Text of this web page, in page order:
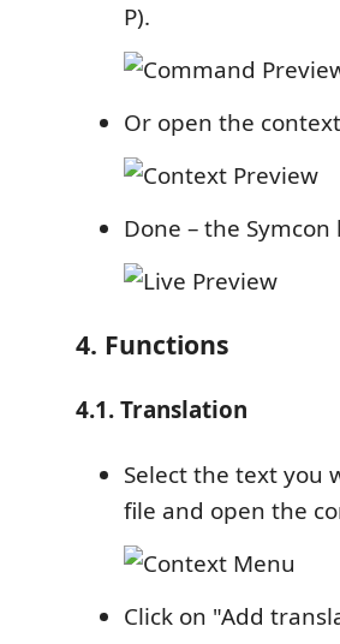
P).
Or open the
Done – the
4. Functions
4.1. Translation
Select the text you
file and open the
Click on "Add